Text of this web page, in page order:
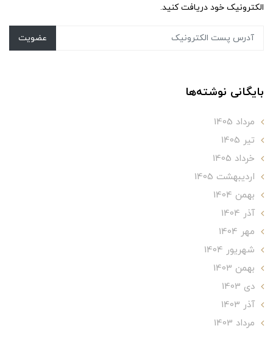
الکترونیک خود دریافت کنید.
عضویت
بایگانی نوشته‌ها
مرداد 1405
تير 1405
خرداد 1405
ارديبهشت 1405
بهمن 1404
آذر 1404
مهر 1404
شهریور 1404
بهمن 1403
دی 1403
آذر 1403
مرداد 1403